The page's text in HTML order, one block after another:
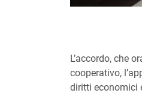
L’accordo, che
cooperativo,
diritti economici